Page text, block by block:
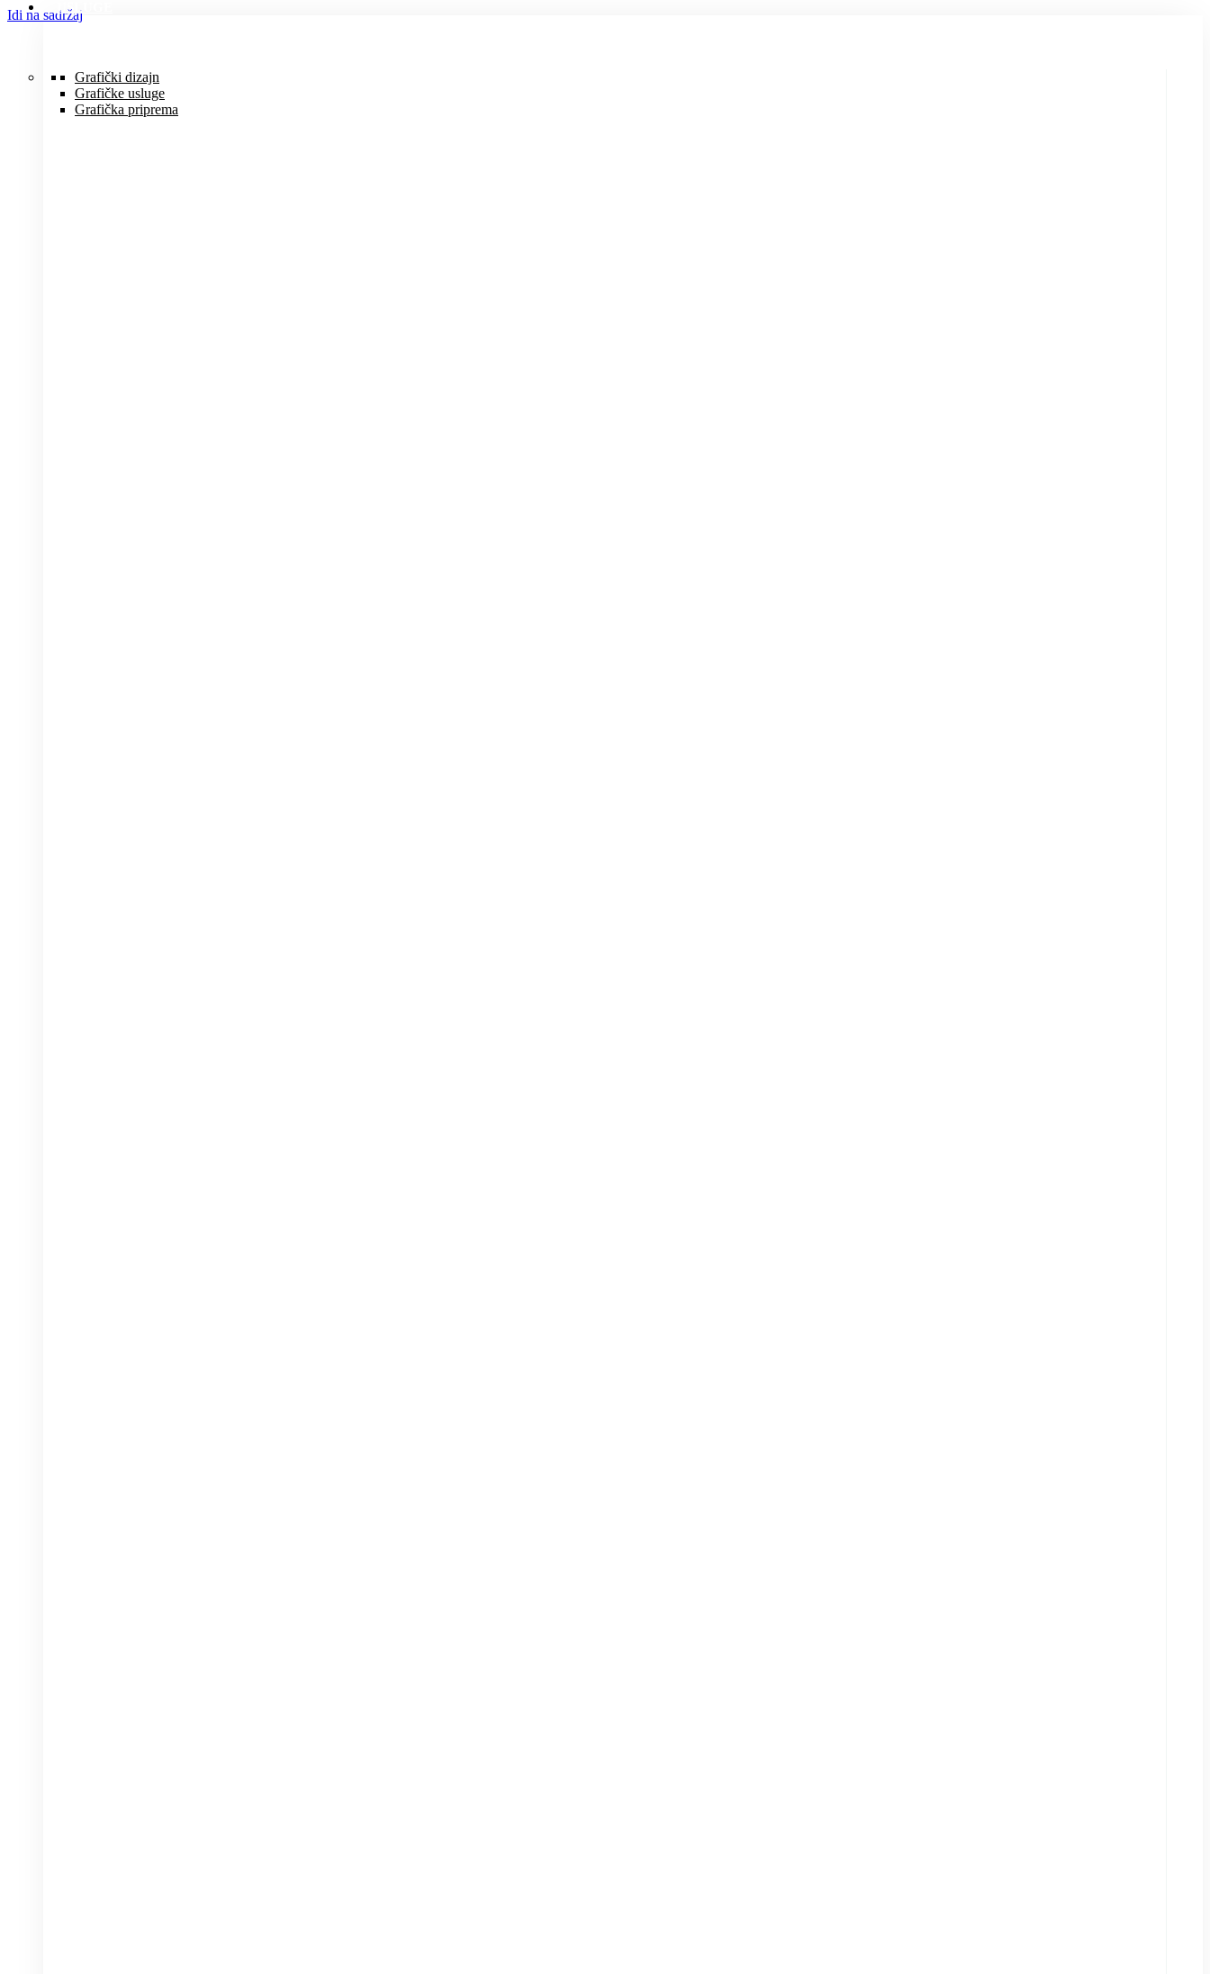
Idi na sadržajUSLUGE
Grafički dizajn
Grafičke usluge
Grafička priprema